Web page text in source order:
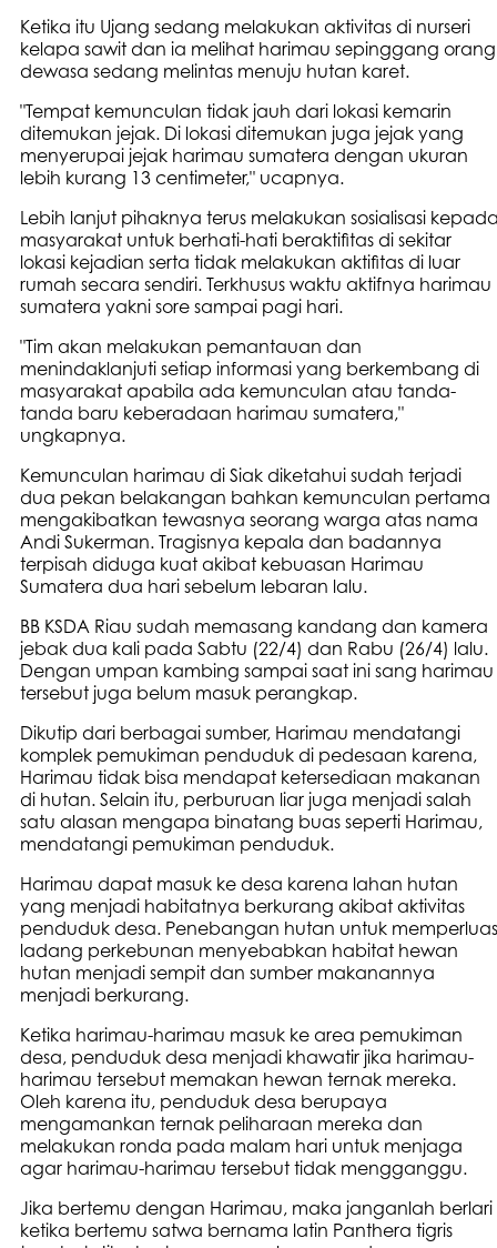
Ketika itu Ujang sedang melakukan aktivitas di nurseri
kelapa sawit dan ia melihat harimau sepinggang orang
dewasa sedang melintas menuju hutan karet.
"Tempat kemunculan tidak jauh dari lokasi kemarin
ditemukan jejak. Di lokasi ditemukan juga jejak yang
menyerupai jejak harimau sumatera dengan ukuran
lebih kurang 13 centimeter," ucapnya.
Lebih lanjut pihaknya terus melakukan sosialisasi
masyarakat untuk berhati-hati beraktifitas di sekitar
lokasi kejadian serta tidak melakukan aktifitas di luar
rumah secara sendiri. Terkhusus waktu aktifnya harimau
sumatera yakni sore sampai pagi hari.
"Tim akan melakukan pemantauan dan
menindaklanjuti setiap informasi yang berkembang di
masyarakat apabila ada kemunculan atau tanda-
tanda baru keberadaan harimau sumatera,"
ungkapnya.
Kemunculan harimau di Siak diketahui sudah terjadi
dua pekan belakangan bahkan kemunculan pertama
mengakibatkan tewasnya seorang warga atas nama
Andi Sukerman. Tragisnya kepala dan badannya
terpisah diduga kuat akibat kebuasan Harimau
Sumatera dua hari sebelum lebaran lalu.
BB KSDA Riau sudah memasang kandang dan kamera
jebak dua kali pada Sabtu (22/4) dan Rabu (26/4) lalu.
Dengan umpan kambing sampai saat ini sang harimau
tersebut juga belum masuk perangkap.
Dikutip dari berbagai sumber, Harimau mendatangi
komplek pemukiman penduduk di pedesaan karena,
Harimau tidak bisa mendapat ketersediaan makanan
di hutan. Selain itu, perburuan liar juga menjadi salah
satu alasan mengapa binatang buas seperti Harimau,
mendatangi pemukiman penduduk.
Harimau dapat masuk ke desa karena lahan hutan
yang menjadi habitatnya berkurang akibat aktivitas
penduduk desa. Penebangan hutan untuk memperluas
ladang perkebunan menyebabkan habitat hewan
hutan menjadi sempit dan sumber makanannya
menjadi berkurang.
Ketika harimau-harimau masuk ke area pemukiman
desa, penduduk desa menjadi khawatir jika harimau-
harimau tersebut memakan hewan ternak mereka.
Oleh karena itu, penduduk desa berupaya
mengamankan ternak peliharaan mereka dan
melakukan ronda pada malam hari untuk menjaga
agar harimau-harimau tersebut tidak mengganggu.
Jika bertemu dengan Harimau, maka janganlah berlari
ketika bertemu satwa bernama latin Panthera tigris